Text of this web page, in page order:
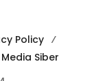
Policy
Siber